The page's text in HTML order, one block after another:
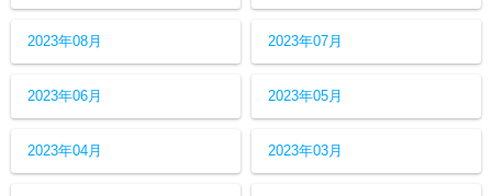
2023年08月 2023年07月
2023年06月 2023年05月
2023年04月 2023年03月